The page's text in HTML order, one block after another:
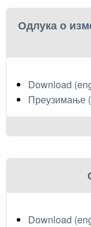
Одлука о
Download
Преузимање
Download